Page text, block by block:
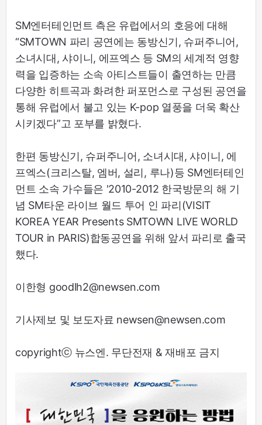
SM엔터테인먼트 측은 유럽에서의 호응에 대해
“SMTOWN 파리 공연에는 동방신기, 슈퍼주니어,
소녀시대, 샤이니, 에프엑스 등 SM의 세계적 영향
력을 입증하는 소속 아티스트들이 출연하는 만큼
다양한 히트곡과 화려한 퍼포먼스로 구성된 공연을
통해 유럽에서 불고 있는 K-pop 열풍을 더욱 확산
시키겠다”고 포부를 밝혔다.
한편 동방신기, 슈퍼주니어, 소녀시대, 샤이니, 에
프엑스(크리스탈, 엠버, 설리, 루나)등 SM엔터테인
먼트 소속 가수들은 '2010-2012 한국방문의 해 기
념 SM타운 라이브 월드 투어 인 파리(VISIT
KOREA YEAR Presents SMTOWN LIVE WORLD
TOUR in PARIS)합동공연을 위해 앞서 파리로 출국
했다.
이한형 goodlh2@newsen.com
기사제보 및 보도자료 newsen@newsen.com
copyrightⓒ 뉴스엔. 무단전재 & 재배포 금지